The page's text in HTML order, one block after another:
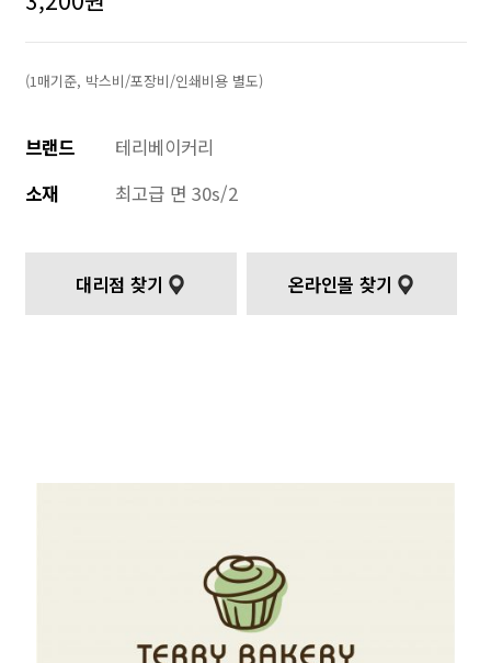
(1매기준, 박스비/포장비/인쇄비용 별도)
브랜드
테리베이커리
소재
최고급 면 30s/2
대리점 찾기 온라인몰 찾기